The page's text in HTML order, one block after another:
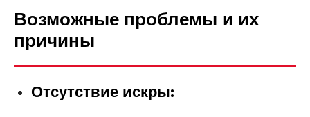
Возможные проблемы и их
причины
Отсутствие искры: